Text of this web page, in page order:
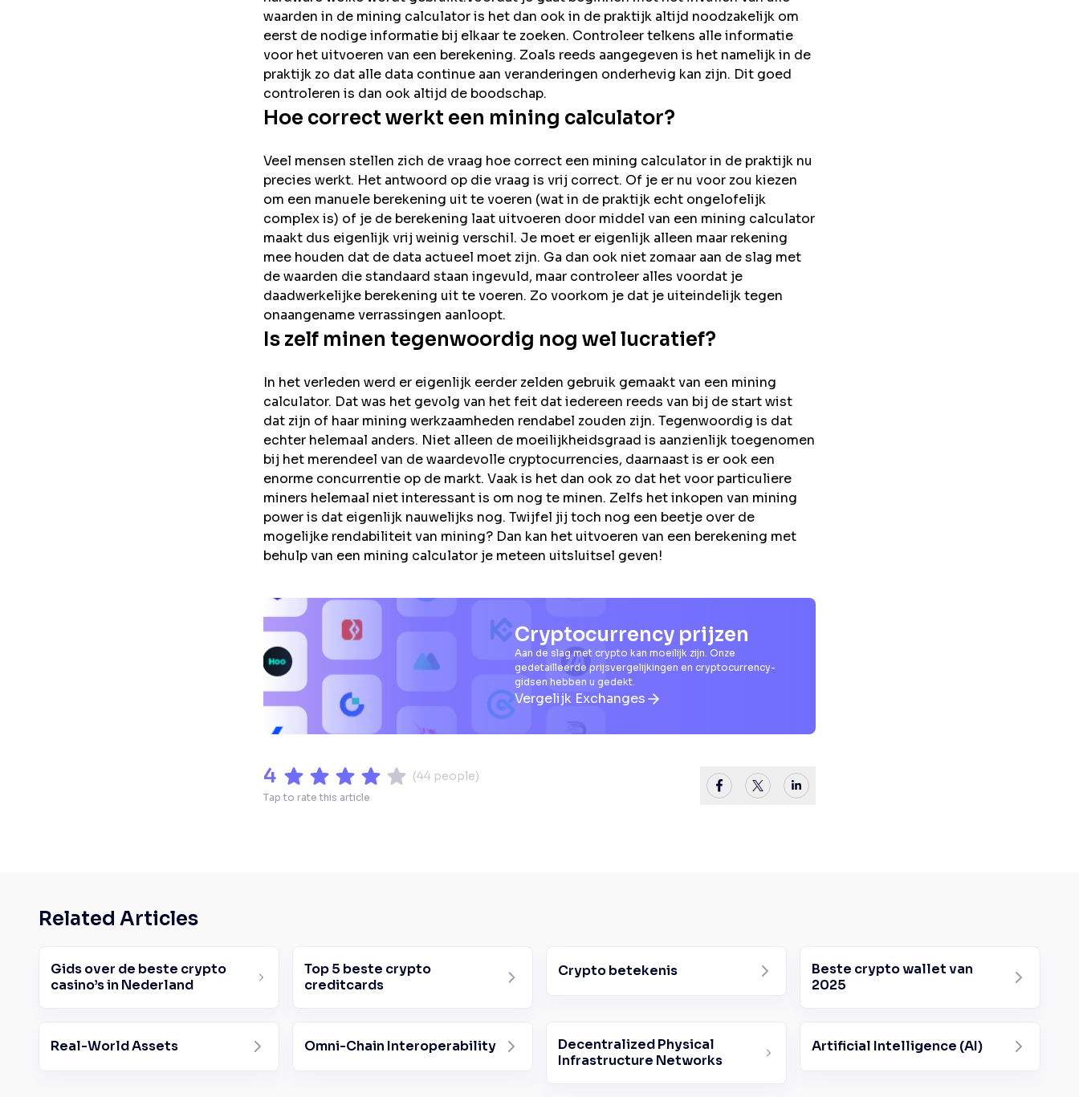
waarden in de mining calculator is het dan ook in de praktijk altijd noodzakelijk om
eerst de nodige informatie bij elkaar te zoeken. Controleer telkens alle informatie
voor het uitvoeren van een berekening. Zoals reeds aangegeven is het namelijk in de
praktijk zo dat alle data continue aan veranderingen onderhevig kan zijn. Dit goed
controleren is dan ook altijd de boodschap.
Hoe correct werkt een mining calculator?
Veel mensen stellen zich de vraag hoe correct een mining calculator in de praktijk nu
precies werkt. Het antwoord op die vraag is vrij correct. Of je er nu voor zou kiezen
om een manuele berekening uit te voeren (wat in de praktijk echt ongelofelijk
complex is) of je de berekening laat uitvoeren door middel van een mining calculator
maakt dus eigenlijk vrij weinig verschil. Je moet er eigenlijk alleen maar rekening
mee houden dat de data actueel moet zijn. Ga dan ook niet zomaar aan de slag met
de waarden die standaard staan ingevuld, maar controleer alles voordat je
daadwerkelijke berekening uit te voeren. Zo voorkom je dat je uiteindelijk tegen
onaangename verrassingen aanloopt.
Is zelf minen tegenwoordig nog wel lucratief?
In het verleden werd er eigenlijk eerder zelden gebruik gemaakt van een mining
calculator. Dat was het gevolg van het feit dat iedereen reeds van bij de start wist
dat zijn of haar mining werkzaamheden rendabel zouden zijn. Tegenwoordig is dat
echter helemaal anders. Niet alleen de moeilijkheidsgraad is aanzienlijk toegenomen
bij het merendeel van de waardevolle cryptocurrencies, daarnaast is er ook een
enorme concurrentie op de markt. Vaak is het dan ook zo dat het voor particuliere
miners helemaal niet interessant is om nog te minen. Zelfs het inkopen van mining
power is dat eigenlijk nauwelijks nog. Twijfel jij toch nog een beetje over de
mogelijke rendabiliteit van mining? Dan kan het uitvoeren van een berekening met
behulp van een mining calculator je meteen uitsluitsel geven!
Cryptocurrency prijzen
Aan de slag met crypto kan moeilijk zijn. Onze
gedetailleerde prijsvergelijkingen en cryptocurrency-
gidsen hebben u gedekt.
Vergelijk Exchanges
4 (44 people)
Tap to rate this article
Related Articles
Gids over de beste crypto
casino’s in Nederland
Top 5 beste crypto
creditcards
Crypto betekenis
Beste crypto wallet van
2025
Real-World Assets Omni-Chain Interoperability
Decentralized Physical
Infrastructure Networks
Artificial Intelligence (AI)